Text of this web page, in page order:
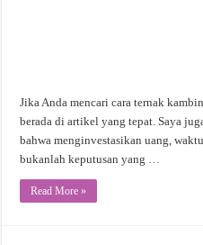
Jika Anda mencari cara ternak
berada di artikel yang tepat. Saya
bahwa menginvestasikan uang,
bukanlah keputusan yang …
Read More »